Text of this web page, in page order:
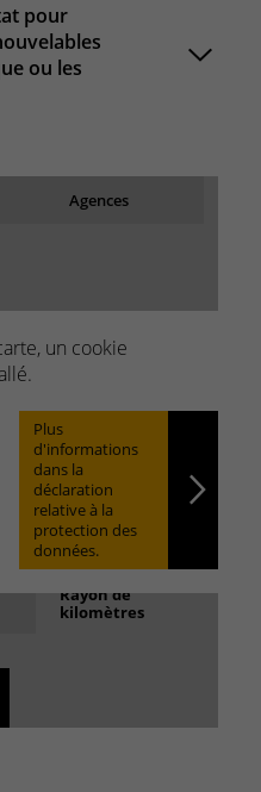
pour
ou les
un cookie
Plus
d'informations
dans la
déclaration
relative à la
protection des
données.
Agences
Rayon de
kilomètres
: